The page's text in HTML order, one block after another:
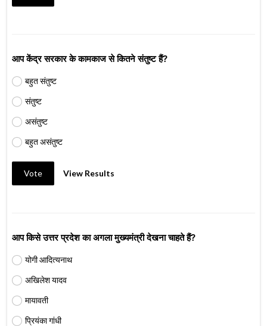
आप केंद्र सरकार के कामकाज से कितने संतुष्ट हैं?
बहुत संतुष्ट
संतुष्ट
असंतुष्ट
बहुत असंतुष्ट
Vote View Results
आप किसे उत्तर प्रदेश का अगला मुख्यमंत्री देखना चाहते हैं?
योगी आदित्यनाथ
अखिलेश यादव
मायावती
प्रियंका गांधी